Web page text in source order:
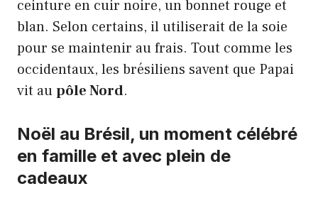
ceinture en cuir noire, un bonnet rouge et
blan. Selon certains, il utiliserait de la soie
pour se maintenir au frais. Tout comme les
occidentaux, les brésiliens savent que Papai
vit aupôle Nord.
Noël au Brésil, un moment célébré
en famille et avec plein de
cadeaux